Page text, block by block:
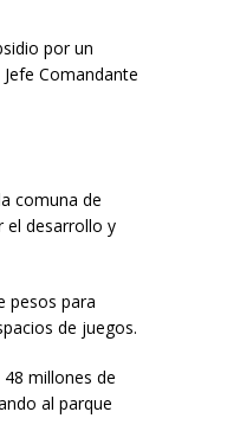
por un
Comandante
comuna de
el desarrollo y
pesos para
de juegos.
millones de
al parque